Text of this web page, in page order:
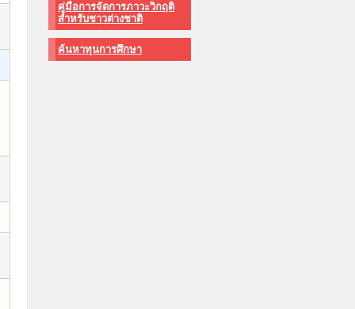
คู่มือการจัดการภาวะวิกฤติ
สำหรับชาวต่างชาติ
ค้นหาทุนการศึกษา